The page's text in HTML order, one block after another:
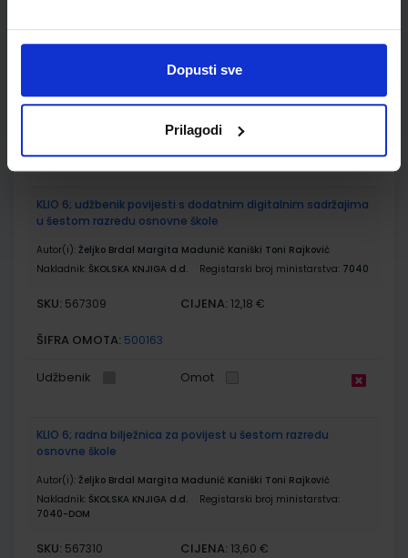
Dopusti sve
Prilagodi
CIJENA:13,60 €
ŠIFRA OMOTA:500175
KLIO 6; udžbenik povijesti s dodatnim digitalnim sadržajima
u šestom razredu osnovne škole
Autor(i): Željko Brdal Margita Madunić Kaniški Toni Rajković
Nakladnik: ŠKOLSKA KNJIGA d.d. Registarski broj ministarstva: 7040
SKU: 567309 CIJENA: 12,18 €
ŠIFRA OMOTA: 500163
Udžbenik Omot
KLIO 6; radna bilježnica za povijest u šestom razredu
osnovne škole
Autor(i): Željko Brdal Margita Madunić Kaniški Toni Rajković
Nakladnik: ŠKOLSKA KNJIGA d.d.
Registarski broj ministarstva:
7040-DOM
SKU: 567310 CIJENA: 13,60 €